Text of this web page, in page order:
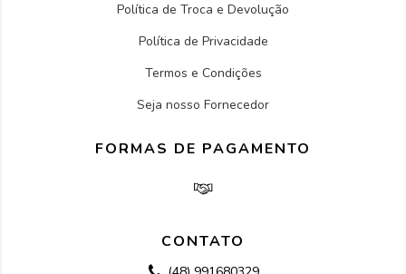
Política de Troca e Devolução
Política de Privacidade
Termos e Condições
Seja nosso Fornecedor
FORMAS DE PAGAMENTO
CONTATO